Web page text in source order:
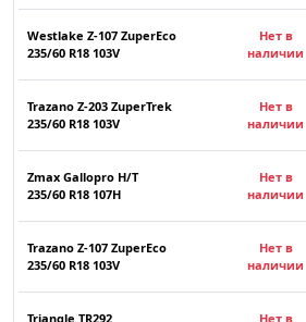
Westlake Z-107 ZuperEco
235/60 R18 103V
Нет в
наличии
Trazano Z-203 ZuperTrek
235/60 R18 103V
Нет в
наличии
Zmax Gallopro H/T
235/60 R18 107H
Нет в
наличии
Trazano Z-107 ZuperEco
235/60 R18 103V
Нет в
наличии
Triangle TR292
Нет в